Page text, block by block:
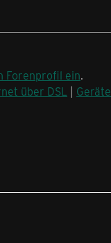
Forenprofil ein.
über DSL | Geräte